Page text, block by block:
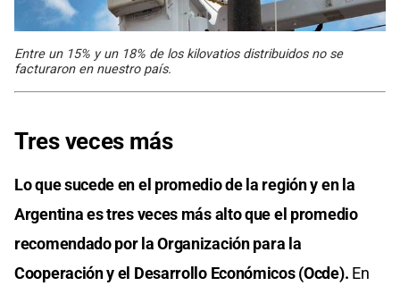
Entre un 15% y un 18% de los kilovatios distribuidos no se
facturaron en nuestro país.
Tres veces más
Lo que sucede en el promedio de la región y en la
Argentina es tres veces más alto que el promedio
recomendado por la Organización para la
Cooperación y el Desarrollo Económicos (Ocde). En